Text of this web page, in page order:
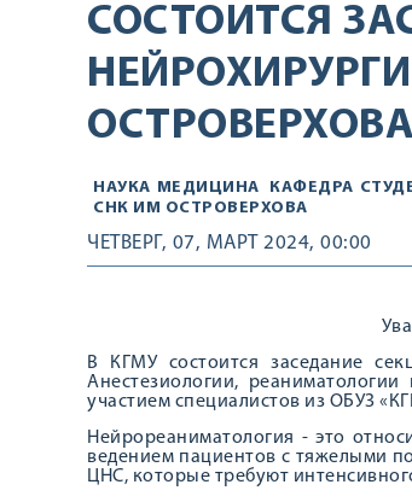
СОСТОИТСЯ
НАУКА МЕДИЦИНА КАФЕДРА
СНК ИМ ОСТРОВЕРХОВА
ЧЕТВЕРГ, 07, МАРТ 2024, 00:00
В КГМУ состоится заседание
Анестезиологии,
участием специалистов из ОБУЗ
Нейрореаниматология - это
ведением пациентов с тяжелыми
ЦНС, которые требуют